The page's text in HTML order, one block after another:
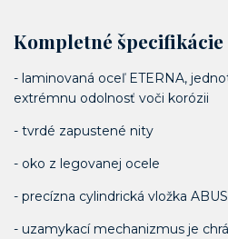
Kompletné špecifikácie
- laminovaná oceľ ETERNA,
extrémnu odolnosť voči korózii
- tvrdé zapustené nity
- oko z legovanej ocele
- precízna cylindrická vložka ABUS
- uzamykací mechanizmus je